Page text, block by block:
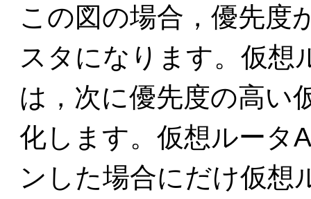
この図の場合，優先度
スタになります。仮想
は，次に優先度の高い
化します。仮想ルータ
ンした場合にだけ仮想